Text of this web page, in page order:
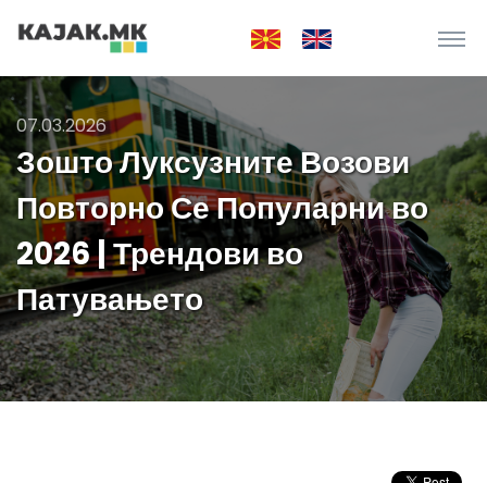
07.03.2026
Зошто Луксузните Возови
Повторно Се Популарни во
2026 | Трендови во
Патувањето